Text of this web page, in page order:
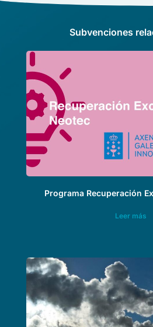
Subvenciones
Programa Recuperación
Leer más